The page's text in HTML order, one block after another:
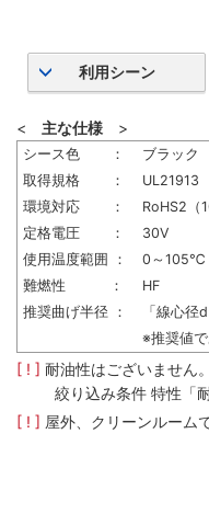
利用シーン
< 主な仕様 >
シース色 ：
ブラック
取得規格 ：
UL21913
環境対応 ：
RoHS2（
定格電圧 ：
30V
使用温度範囲 ：
0～105℃
難燃性 ：
HF
推奨曲げ半径 ：
「線心
※推奨値
[ ! ] 耐油性はございません
絞り込み条件 特性「
[ ! ] 屋外、クリーンルーム